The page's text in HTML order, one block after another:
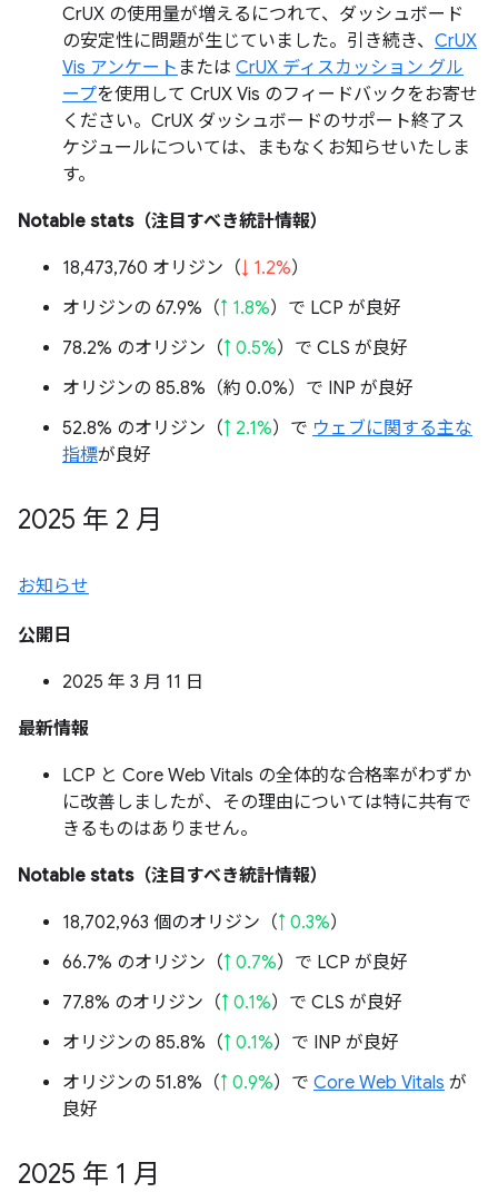
CrUX の使用量が増えるにつれて、ダッシュボード
の安定性に問題が生じていました。引き続き、 CrUX
Vis アンケート または CrUX ディスカッション グル
ープを使用して CrUX Vis のフィードバックをお寄せ
ください。CrUX ダッシュボードのサポート終了ス
ケジュールについては、まもなくお知らせいたしま
す。
Notable stats（注目すべき統計情報）
18,473,760 オリジン（↓ 1.2%）
オリジンの 67.9%（↑ 1.8%）で LCP が良好
78.2% のオリジン（↑ 0.5%）で CLS が良好
オリジンの 85.8%（約 0.0%）で INP が良好
52.8% のオリジン（↑ 2.1%）で ウェブに関する主な
指標が良好
2025 年 2 月
お知らせ
公開日
2025 年 3 月 11 日
最新情報
LCP と Core Web Vitals の全体的な合格率がわずか
に改善しましたが、その理由については特に共有で
きるものはありません。
Notable stats（注目すべき統計情報）
18,702,963 個のオリジン（↑ 0.3%）
66.7% のオリジン（↑ 0.7%）で LCP が良好
77.8% のオリジン（↑ 0.1%）で CLS が良好
オリジンの 85.8%（↑ 0.1%）で INP が良好
オリジンの 51.8%（↑ 0.9%）で Core Web Vitals が
良好
2025 年 1 月